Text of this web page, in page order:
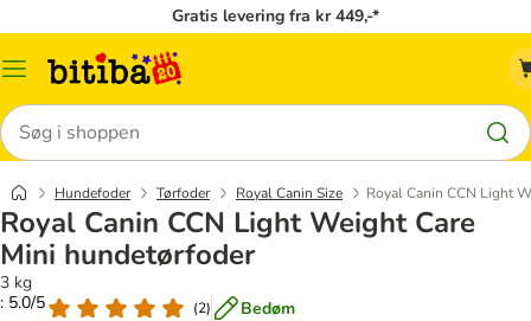
Gratis levering fra kr 449,-*
Menu
Søg
Hundefoder Tørfoder Royal Canin Size Royal Canin CCN Light
Royal Canin CCN Light Weight Care
Mini hundetørfoder
3 kg
: 5.0/5
(2) Bedøm